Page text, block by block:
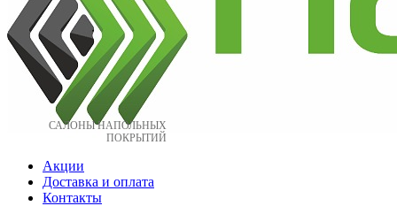
САЛОНЫ НАПОЛЬНЫХ
ПОКРЫТИЙ
Акции
Доставка и оплата
Контакты